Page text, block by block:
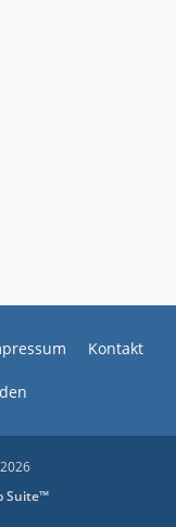
Kontakt
Suite™